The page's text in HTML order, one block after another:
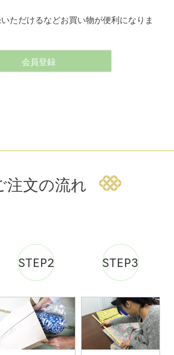
ただけるなどお買い物が便利になりま
会員登録
注文の流れ
STEP2 STEP3